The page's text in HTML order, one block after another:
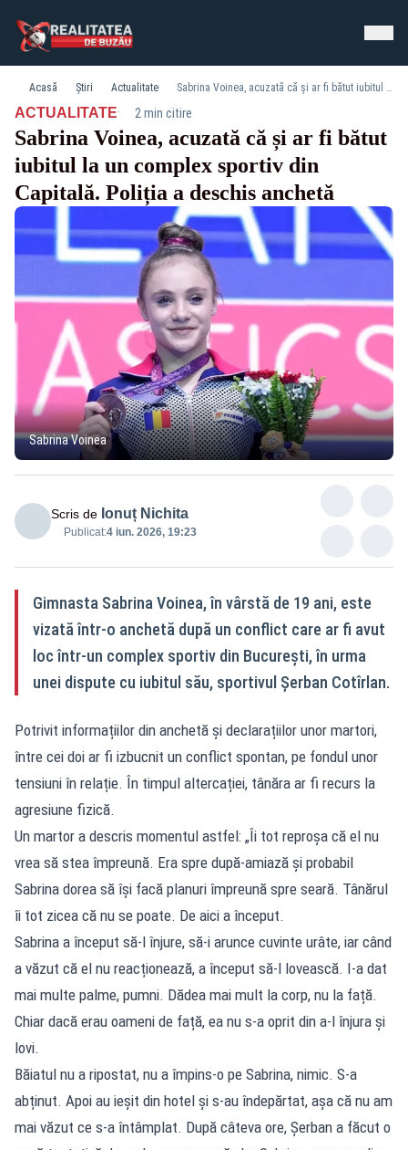
Acasă Știri Actualitate Sabrina Voinea, acuzată că și ar fi bătut iubitul la un complex sportiv din Capitală. Poliția a deschis anchetă
ACTUALITATE· 2 min citire
Sabrina Voinea, acuzată că și ar fi bătut
iubitul la un complex sportiv din
Capitală. Poliția a deschis anchetă
Sabrina Voinea
Scris de Ionuț Nichita
Publicat:4 iun. 2026, 19:23
Gimnasta Sabrina Voinea, în vârstă de 19 ani, este
vizată într-o anchetă după un conflict care ar fi avut
loc într-un complex sportiv din București, în urma
unei dispute cu iubitul său, sportivul Șerban Cotîrlan.
Potrivit informațiilor din anchetă și declarațiilor unor martori,
între cei doi ar fi izbucnit un conflict spontan, pe fondul unor
tensiuni în relație. În timpul altercației, tânăra ar fi recurs la
agresiune fizică.
Un martor a descris momentul astfel: „Îi tot reproșa că el nu
vrea să stea împreună. Era spre după-amiază și probabil
Sabrina dorea să își facă planuri împreună spre seară. Tânărul
îi tot zicea că nu se poate. De aici a început.
Sabrina a început să-l înjure, să-i arunce cuvinte urâte, iar când
a văzut că el nu reacționează, a început să-l lovească. I-a dat
mai multe palme, pumni. Dădea mai mult la corp, nu la față.
Chiar dacă erau oameni de față, ea nu s-a oprit din a-l înjura și
lovi.
Băiatul nu a ripostat, nu a împins-o pe Sabrina, nimic. S-a
abținut. Apoi au ieșit din hotel și s-au îndepărtat, așa că nu am
mai văzut ce s-a întâmplat. După câteva ore, Șerban a făcut o